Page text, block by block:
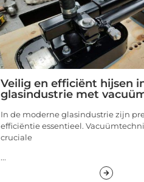
Veilig en efficiënt hijsen
glasindustrie met
In de moderne glasindustrie zijn
efficiëntie essentieel.
cruciale
...